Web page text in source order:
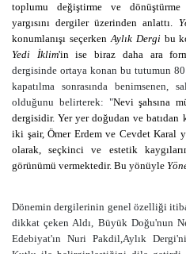
toplumu değiştirme ve
yargısını dergiler üzerinden anlattı.
konumlanışı seçerken Aylık Dergibu
Yedi İklim'in ise biraz daha ara
dergisinde ortaya konan bu tutumun
kapatılma sonrasında benimsenen,
olduğunu belirterek: "Nevi şahsına
dergisidir. Yer yer doğudan ve batıdan
iki şair, Ömer Erdem ve Cevdet Karal
olarak, seçkinci ve estetik
görünümü vermektedir. Bu yönüyle
Dönemin dergilerinin genel özelliği
dikkat çeken Aldı, Büyük Doğu'nun
Edebiyat'ın Nuri Pakdil,Aylık